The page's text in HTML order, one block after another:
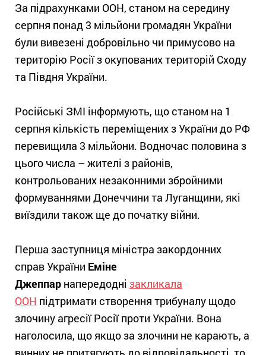
За підрахунками ООН, станом на середину
серпня понад 3 мільйони громадян України
були вивезені добровільно чи примусово на
територію Росії з окупованих територій Сходу
та Півдня України.
Російські ЗМІ інформують, що станом на 1
серпня кількість переміщених з України до РФ
перевищила 3 мільйони. Водночас половина з
цього числа – жителі з районів,
контрольованих незаконними збройними
формуваннями Донеччини та Луганщини, які
виїздили також ще до початку війни.
Перша заступниця міністра закордонних
справ України Еміне
Джеппар напередодні закликала
ООН підтримати створення трибуналу щодо
злочину агресії Росії проти України. Вона
наголосила, що якщо за злочини не карають, а